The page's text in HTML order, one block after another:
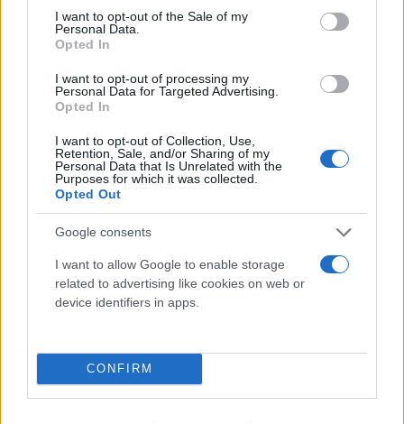
consent section.
I want to opt-out of the Sale of my
Personal Data.
Opted In
I want to opt-out of processing my
Personal Data for Targeted Advertising.
Opted In
I want to opt-out of Collection, Use,
Retention, Sale, and/or Sharing of my
Personal Data that Is Unrelated with the
Purposes for which it was collected.
Opted Out
Google consents
I want to allow Google to enable storage
related to advertising like cookies on web or
device identifiers in apps.
CONFIRM